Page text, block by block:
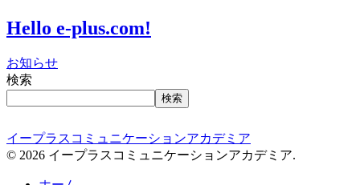
Hello e-plus.com!
お知らせ
検索
検索
イープラスコミュニケーションアカデミア
© 2026 イープラスコミュニケーションアカデミア.